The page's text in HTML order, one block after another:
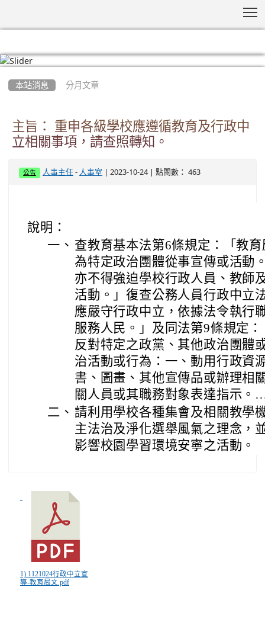
本站消息 分月文章
主旨： 重申各級學校應遵循教育及行政中
立相關事項，請查照轉知。
公告 人事主任 - 人事室 | 2023-10-24 | 點閱數： 463
說明：
一、 查教育基本法第6條規定：「教
為特定政治團體從事宣傳或活動
亦不得強迫學校行政人員、教師
活動。」復查公務人員行政中立
應嚴守行政中立，依據法令執行
服務人民。」及同法第9條規定
反對特定之政黨、其他政治團體
治活動或行為：一、動用行政資
書、圖畫、其他宣傳品或辦理
關人員或其職務對象表達指示
二、 請利用學校各種集會及相關教學
主法治及淨化選舉風氣之理念，
影響校園學習環境安寧之活動。
1) 1121024行政中立宣
導-教育局文.pdf